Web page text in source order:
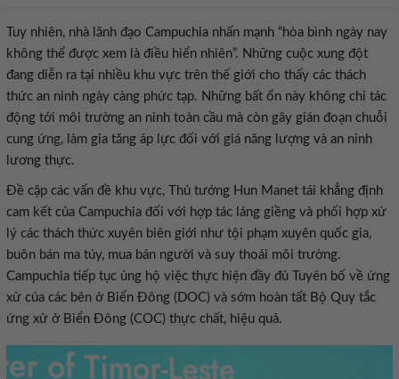
Tuy nhiên, nhà lãnh đạo Campuchia nhấn mạnh “hòa bình ngày nay
không thể được xem là điều hiển nhiên”. Những cuộc xung đột
đang diễn ra tại nhiều khu vực trên thế giới cho thấy các thách
thức an ninh ngày càng phức tạp. Những bất ổn này không chỉ tác
động tới môi trường an ninh toàn cầu mà còn gây gián đoạn chuỗi
cung ứng, làm gia tăng áp lực đối với giá năng lượng và an ninh
lương thực.
Đề cập các vấn đề khu vực, Thủ tướng Hun Manet tái khẳng định
cam kết của Campuchia đối với hợp tác láng giềng và phối hợp xử
lý các thách thức xuyên biên giới như tội phạm xuyên quốc gia,
buôn bán ma túy, mua bán người và suy thoái môi trường.
Campuchia tiếp tục ủng hộ việc thực hiện đầy đủ Tuyên bố về ứng
xử của các bên ở Biển Đông (DOC) và sớm hoàn tất Bộ Quy tắc
ứng xử ở Biển Đông (COC) thực chất, hiệu quả.